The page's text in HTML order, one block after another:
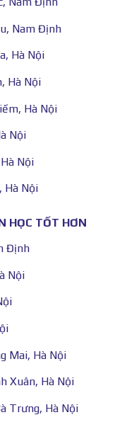
Nam Định
Hà Nội
Hà Nội
Hà Nội
Nội
Nội
Hà Nội
HỌC TỐT HƠN
Định
Nội
Mai, Hà Nội
Xuân, Hà Nội
Trưng, Hà Nội